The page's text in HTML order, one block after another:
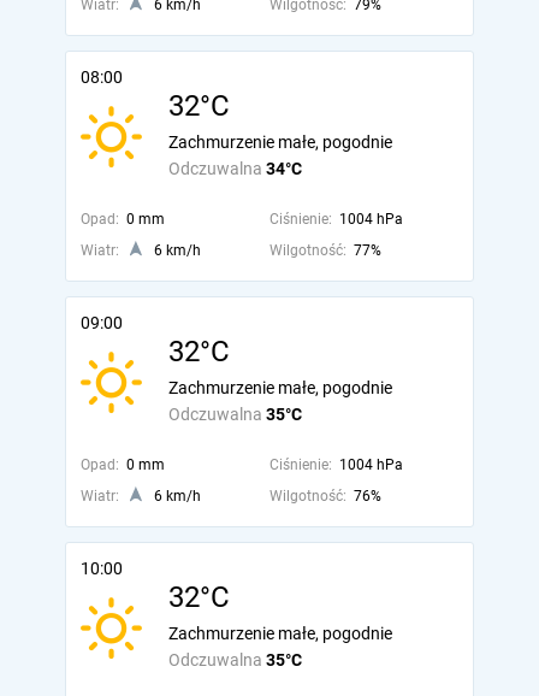
Wiatr: 6 km/h Wilgotność: 79%
08:00
32°C
Odczuwalna 34°C
Zachmurzenie małe, pogodnie
Opad: 0 mm Ciśnienie: 1004 hPa
Wiatr:
6 km/h Wilgotność: 77%
09:00
32°C
Odczuwalna 35°C
Zachmurzenie małe, pogodnie
Opad: 0 mm Ciśnienie: 1004 hPa
Wiatr:
6 km/h Wilgotność: 76%
10:00
32°C
Odczuwalna 35°C
Zachmurzenie małe, pogodnie